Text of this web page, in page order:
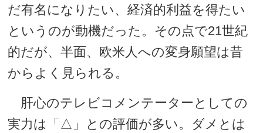
だ有名になりたい、経済的利益を得たい
というのが動機だった。その点で21世紀
的だが、半面、欧米人への変身願望は昔
からよく見られる。
肝心のテレビコメンテーターとしての
実力は「△」との評価が多い。ダメとは